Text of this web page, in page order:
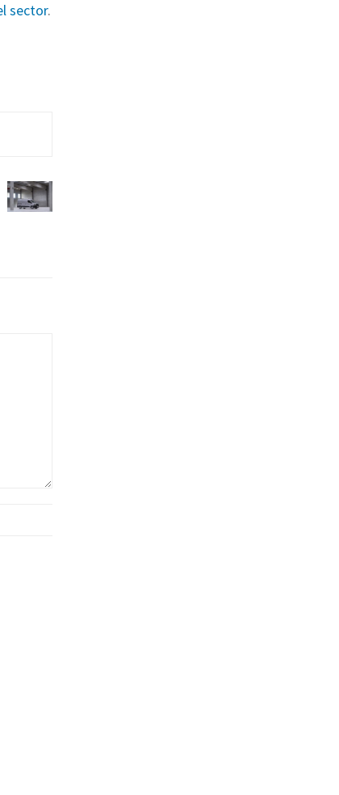
sector.